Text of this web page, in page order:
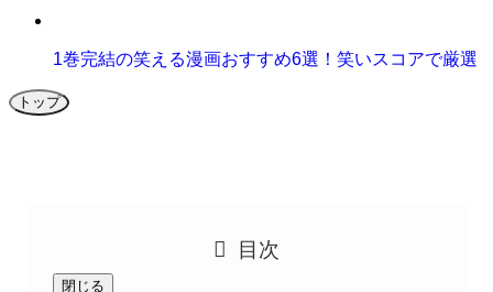
1巻完結の笑える漫画おすすめ6選！笑いスコアで厳選
トップ
目次
閉じる